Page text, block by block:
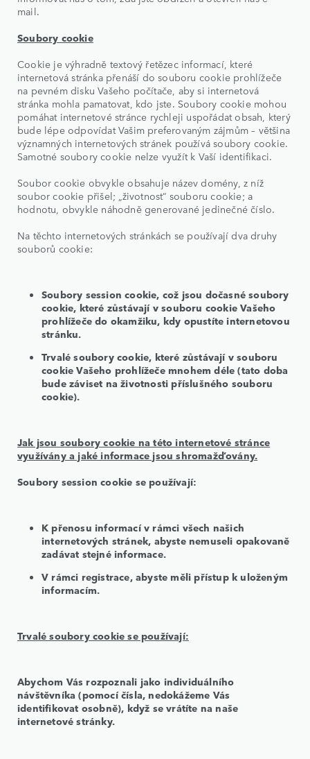
mail.
Soubory cookie
Cookie je výhradně textový řetězec informací, které
internetová stránka přenáší do souboru cookie prohlížeče
na pevném disku Vašeho počítače, aby si internetová
stránka mohla pamatovat, kdo jste. Soubory cookie mohou
pomáhat internetové stránce rychleji uspořádat obsah, který
bude lépe odpovídat Vašim preferovaným zájmům – většina
významných internetových stránek používá soubory cookie.
Samotné soubory cookie nelze využít k Vaší identifikaci.
Soubor cookie obvykle obsahuje název domény, z níž
soubor cookie přišel; „životnost“ souboru cookie; a
hodnotu, obvykle náhodně generované jedinečné číslo.
Na těchto internetových stránkách se používají dva druhy
souborů cookie:
Soubory session cookie, což jsou dočasné soubory
cookie, které zůstávají v souboru cookie Vašeho
prohlížeče do okamžiku, kdy opustíte internetovou
stránku.
Trvalé soubory cookie, které zůstávají v souboru
cookie Vašeho prohlížeče mnohem déle (tato doba
bude záviset na životnosti příslušného souboru
cookie).
Jak jsou soubory cookie na této internetové stránce
využívány a jaké informace jsou shromažďovány.
Soubory session cookie se používají:
K přenosu informací v rámci všech našich
internetových stránek, abyste nemuseli opakovaně
zadávat stejné informace.
V rámci registrace, abyste měli přístup k uloženým
informacím.
Trvalé soubory cookie se používají:
Abychom Vás rozpoznali jako individuálního
návštěvníka (pomocí čísla, nedokážeme Vás
identifikovat osobně), když se vrátíte na naše
internetové stránky.